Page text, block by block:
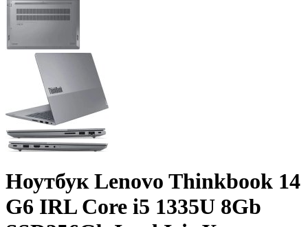
Ноутбук Lenovo Thinkbook 14
G6 IRL Core i5 1335U 8Gb